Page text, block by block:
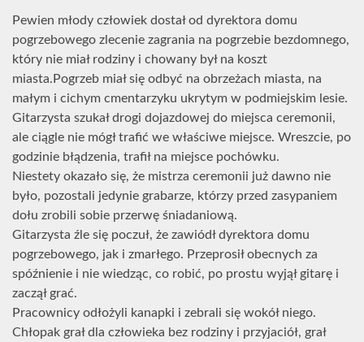
Pewien młody człowiek dostał od dyrektora domu
pogrzebowego zlecenie zagrania na pogrzebie bezdomnego,
który nie miał rodziny i chowany był na koszt
miasta.Pogrzeb miał się odbyć na obrzeżach miasta, na
małym i cichym cmentarzyku ukrytym w podmiejskim lesie.
Gitarzysta szukał drogi dojazdowej do miejsca ceremonii,
ale ciągle nie mógł trafić we właściwe miejsce. Wreszcie, po
godzinie błądzenia, trafił na miejsce pochówku.
Niestety okazało się, że mistrza ceremonii już dawno nie
było, pozostali jedynie grabarze, którzy przed zasypaniem
dołu zrobili sobie przerwę śniadaniową.
Gitarzysta źle się poczuł, że zawiódł dyrektora domu
pogrzebowego, jak i zmarłego. Przeprosił obecnych za
spóźnienie i nie wiedząc, co robić, po prostu wyjął gitarę i
zaczął grać.
Pracownicy odłożyli kanapki i zebrali się wokół niego.
Chłopak grał dla człowieka bez rodziny i przyjaciół, grał